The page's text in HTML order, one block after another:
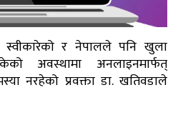
स्वीकारेको र नेपालले पनि खुला
अवस्थामा अनलाइनमार्फत्
नरहेको प्रवक्ता डा. खतिवडाले